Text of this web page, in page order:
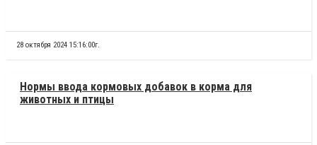
28 октября 2024 15:16:00г.
Нормы ввода кормовых добавок в корма для
животных и птицы